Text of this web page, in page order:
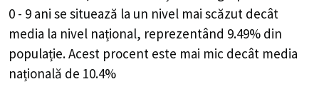
0 - 9 ani se situează la un nivel mai scăzut decât
media la nivel național, reprezentând 9.49% din
populație. Acest procent este mai mic decât media
națională de 10.4%